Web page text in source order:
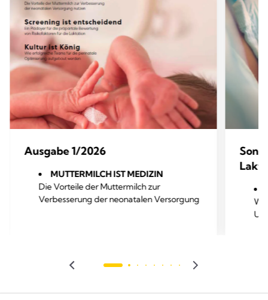
Ausgabe 1/2026
MUTTERMILCH IST MEDIZIN
Die Vorteile der Muttermilch zur
Verbesserung der neonatalen Versorgung
KULTURE IST KÖNIG